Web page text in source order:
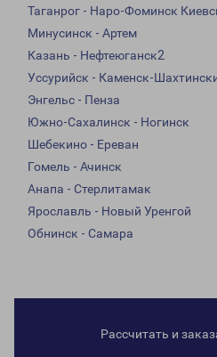
Таганрог - Наро-Фоминск
Минусинск - Артем
Казань - Нефтеюганск2
Уссурийск - Каменск-
Энгельс - Пенза
Южно-Сахалинск - Ногинск
Шебекино - Ереван
Гомель - Ачинск
Анапа - Стерлитамак
Ярославль - Новый Уренгой
Обнинск - Самара
Рассчитать и